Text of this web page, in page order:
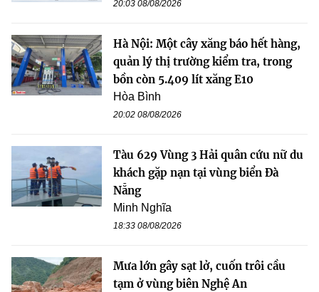
20:03 08/08/2026
Hà Nội: Một cây xăng báo hết hàng,
quản lý thị trường kiểm tra, trong
bồn còn 5.409 lít xăng E10
Hòa Bình
20:02 08/08/2026
Tàu 629 Vùng 3 Hải quân cứu nữ du
khách gặp nạn tại vùng biển Đà
Nẵng
Minh Nghĩa
18:33 08/08/2026
Mưa lớn gây sạt lở, cuốn trôi cầu
tạm ở vùng biên Nghệ An